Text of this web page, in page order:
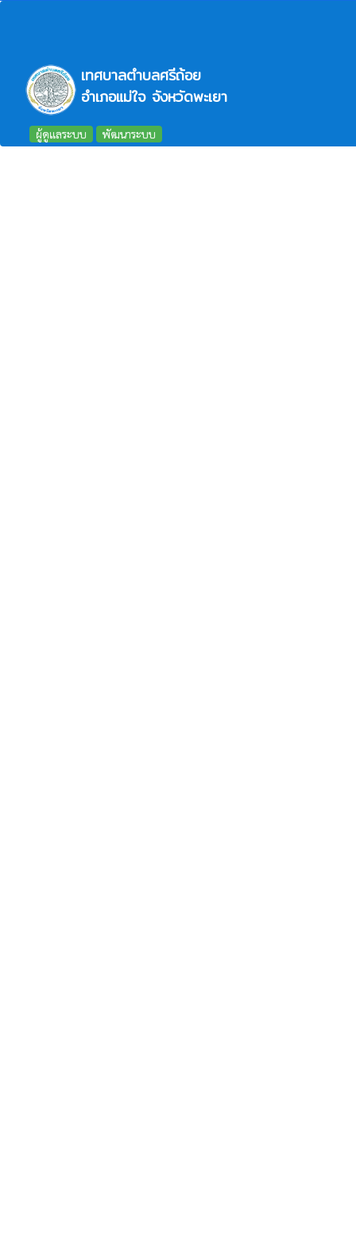
เทศบาลตำบลศรีถ้อย
อำเภอแม่ใจ จังหวัดพะเยา
ผู้ดูแลระบบ พัฒนาระบบ